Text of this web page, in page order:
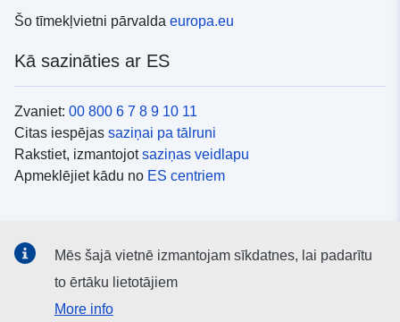
Šo tīmekļvietni pārvalda europa.eu
Kā sazināties ar ES
Zvaniet: 00 800 6 7 8 9 10 11
Citas iespējas saziņai pa tālruni
Rakstiet, izmantojotsaziņas veidlapu
Apmeklējiet kādu no ES centriem
ES kontisociālajos medijos
Mēs šajā vietnē izmantojam sīkdatnes, lai padarītu
to ērtāku lietotājiem
More info